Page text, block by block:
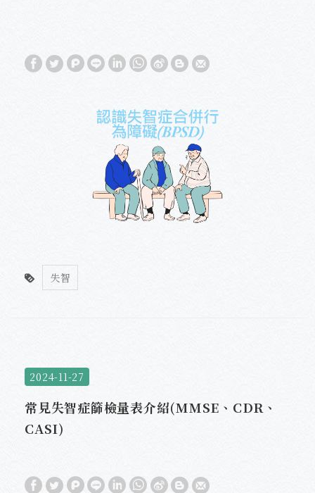
失智
2024-11-27
常見失智症篩檢量表介紹(MMSE、CDR、
CASI)